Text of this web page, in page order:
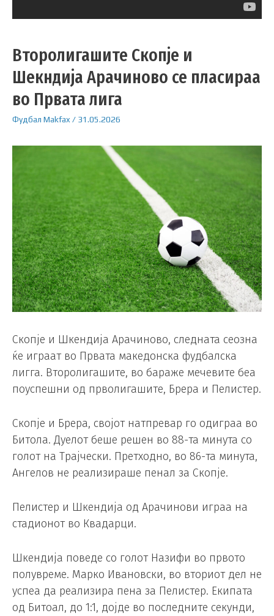
Второлигашите Скопје и
Шекндија Арачиново се пласираа
во Првата лига
Фудбал Makfax / 31.05.2026
Скопје и Шкендија Арачиново, следната сеозна
ќе играат во Првата македонска фудбалска
лигга. Второлигашите, во бараже мечевите беа
поуспешни од прволигашите, Брера и Пелистер.
Скопје и Брера, својот натпревар го одиграа во
Битола. Дуелот беше решен во 88-та минута со
голот на Трајчески. Претходно, во 86-та минута,
Ангелов не реализираше пенал за Скопје.
Пелистер и Шкендија од Арачинови играа на
стадионот во Квадарци.
Шкендија поведе со голот Назифи во првото
полувреме. Марко Ивановски, во вториот дел не
успеа да реализира пена за Пелистер. Екипата
од Битоал, до 1:1, дојде во последните секунди,